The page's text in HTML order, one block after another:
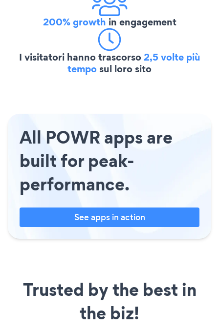
200% growth in engagement
I visitatori hanno trascorso2,5 volte più
temposul loro sito
All POWR apps are
built for peak-
performance.
See apps in action
Trusted by the best in
the biz!